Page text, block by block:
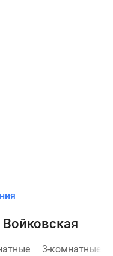
3-комнатные